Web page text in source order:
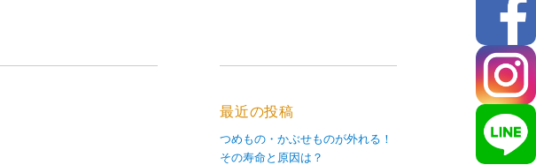
最近の投稿
つめもの・かぶせものが外れる！
その寿命と原因は？